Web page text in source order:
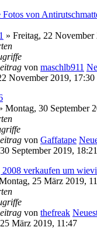
von
» Freitag, 22 November
von maschlb911
November 2019, 17:30
Montag, 30 September
von Gaffatape
September 2019, 18:21
verkaufen um
25 März 2019,
von thefreak
März 2019, 11:47